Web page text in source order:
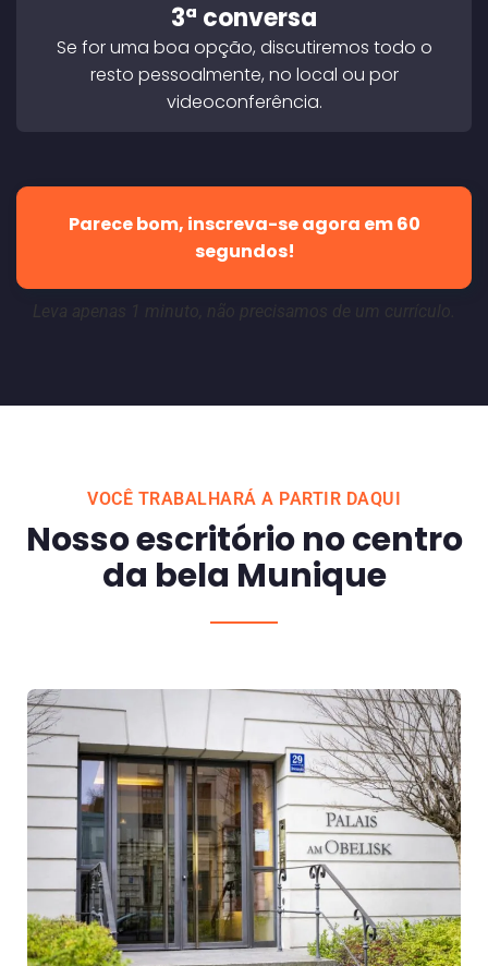
3ª conversa
Se for uma boa opção, discutiremos todo o
resto pessoalmente, no local ou por
videoconferência.
Parece bom, inscreva-se agora em 60
segundos!
VOCÊ TRABALHARÁ A PARTIR DAQUI
Nosso escritório no centro
da bela Munique